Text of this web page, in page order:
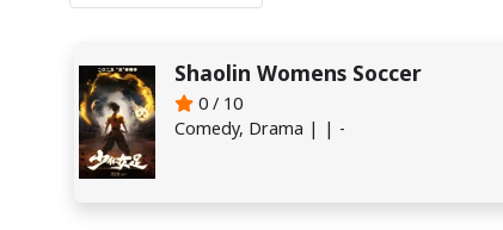
Shaolin Womens Soccer
0 / 10
Comedy, Drama | | -